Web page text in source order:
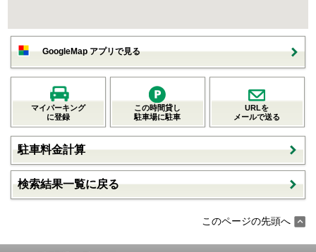
GoogleMap アプリで見る
マイパーキング
に登録
この時間貸し
駐車場に駐車
URLを
メールで送る
駐車料金計算
検索結果一覧に戻る
このページの先頭へ